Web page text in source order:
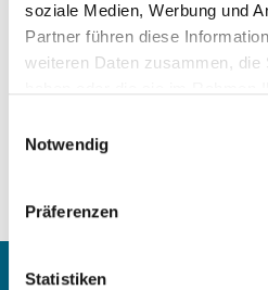
soziale Medien, Werbung und
Partner führen diese
weiteren Daten zusammen, die
Notwendig
Präferenzen
Statistiken
Vergleichsnummern:
457 180 03 01
Kontakt